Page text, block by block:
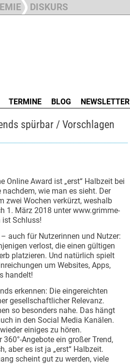
DISKURS
TERMINE BLOG NEWSLETTER
spürbar / Vorschlagen
Online Award ist „erst“ Halbzeit bei
nachdem, wie man es sieht. Der
zwei Wochen verkürzt, weshalb
1. März 2018 unter www.grimme-
ist Schluss!
auch für Nutzerinnen und Nutzer:
verlost, die einen gültigen
platzieren. Und natürlich spielt
um Websites, Apps,
handelt!
erkennen: Die eingereichten
gesellschaftlicher Relevanz.
so besonders nahe. Das hängt
in den Social Media Kanälen.
einiges zu hören.
Angebote ein großer Trend,
aber es ist ja „erst“ Halbzeit.
scheint gut zu werden, viele